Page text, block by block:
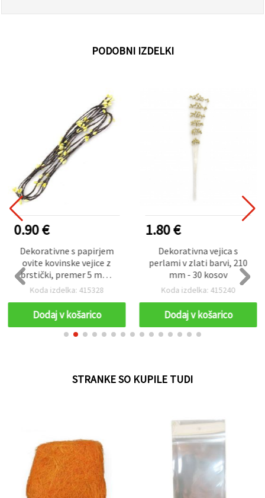
PODOBNI IZDELKI
0.90 €
Dekorativne s papirjem
ovite kovinske vejice z
brstički, premer 5 mm,
dolžina 650 mm, rumena –
Koda izdelka: 415328
Dodaj v košarico
1.80 €
Dekorativna vejica s
perlami v zlati barvi, 210
mm - 30 kosov
Koda izdelka: 415240
Dodaj v košarico
STRANKE SO KUPILE TUDI